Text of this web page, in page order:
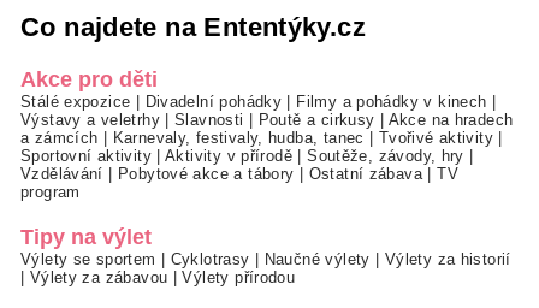
Co najdete na Ententýky.cz
Akce pro děti
Stálé expozice Divadelní pohádky Filmy a pohádky v kinech
Výstavy a veletrhy|Slavnosti Poutě a cirkusy
Akce na hradech
a zámcích
Karnevaly, festivaly, hudba, tanec Tvořivé aktivity
Sportovní aktivity|Aktivity v přírodě |Soutěže, závody, hry
Vzdělávání
Pobytové akce a tábory Ostatní zábava |TV
program
Tipy na výlet
Výlety se sportem Cyklotrasy Naučné výlety
Výlety za historií
Výlety za zábavou |Výlety přírodou